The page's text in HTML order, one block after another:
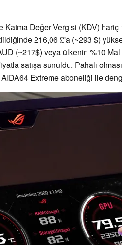
Katma Değer Vergisi (KDV)
216,06 £'a (~293 $)
(~217$) veya ülkenin %10
satışa sunuldu. Pahalı
AIDA64 Extreme aboneliği ile